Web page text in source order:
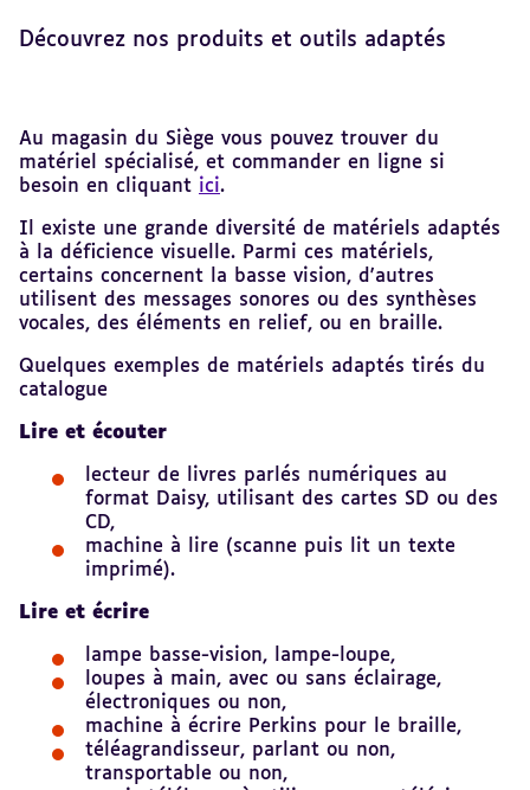
Découvrez nos produits et outils adaptés
Au magasin du Siège vous pouvez trouver du
matériel spécialisé, et commander en ligne si
besoin en cliquant ici.
Il existe une grande diversité de matériels adaptés
à la déficience visuelle. Parmi ces matériels,
certains concernent la basse vision, d'autres
utilisent des messages sonores ou des synthèses
vocales, des éléments en relief, ou en braille.
Quelques exemples de matériels adaptés tirés du
catalogue
Lire et écouter
lecteur de livres parlés numériques au
format Daisy, utilisant des cartes SD ou des
CD,
machine à lire (scanne puis lit un texte
imprimé).
Lire et écrire
lampe basse-vision, lampe-loupe,
loupes à main, avec ou sans éclairage,
électroniques ou non,
machine à écrire Perkins pour le braille,
téléagrandisseur, parlant ou non,
transportable ou non,
au
sommaire